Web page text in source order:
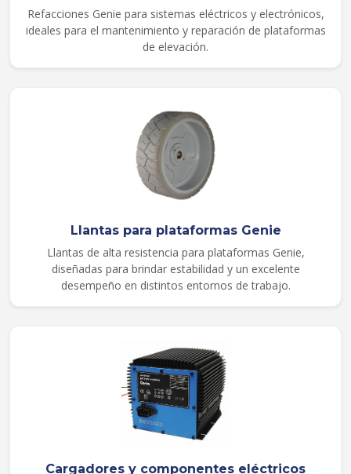
Refacciones Genie para sistemas eléctricos y electrónicos,
ideales para el mantenimiento y reparación de plataformas
de elevación.
Llantas para plataformas Genie
Llantas de alta resistencia para plataformas Genie,
diseñadas para brindar estabilidad y un excelente
desempeño en distintos entornos de trabajo.
Cargadores y componentes eléctricos